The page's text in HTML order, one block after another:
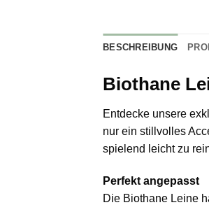
BESCHREIBUNG
Biothane
Entdecke unsere
nur ein stillvolles
spielend leicht zu
Perfekt angepasst
Die Biothane Leine